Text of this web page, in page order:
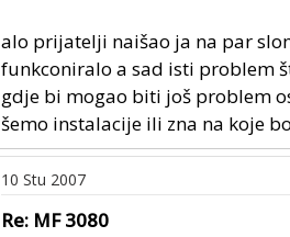
alo prijatelji naišao ja na par
funkconiralo a sad isti problem
gdje bi mogao biti još problem
šemo instalacije ili zna na koje
10 Stu 2007
Re: MF 3080